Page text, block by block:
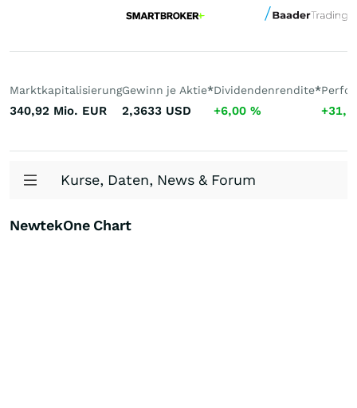
Marktkapitalisierung
340,92 Mio. EUR
Gewinn je Aktie*
2,3633 USD
Dividendenrendite*
+6,00 %
Kurse, Daten, News & Forum
NewtekOne Chart